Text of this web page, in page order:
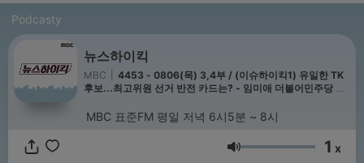
Podcasty
뉴스하이킥
MBC
4453 - 0806(목) 3,4부 / (이슈하이킥1) 유일한 TK
후보...최고위원 선거 반전 카드는? - 임미애 더불어민주당 최
의미는? - 국민의힘 장예찬 전 최고위원
MBC 표준FM 평일 저녁 6시5분 ~ 8시
Głośność 1 x